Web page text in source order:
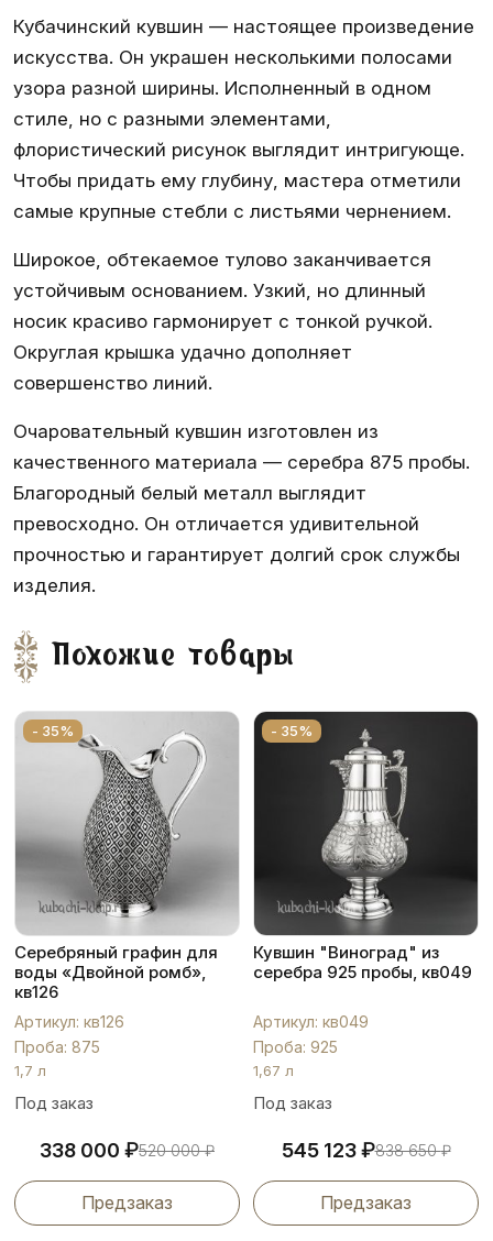
Кубачинский кувшин — настоящее произведение
искусства. Он украшен несколькими полосами
узора разной ширины. Исполненный в одном
стиле, но с разными элементами,
флористический рисунок выглядит интригующе.
Чтобы придать ему глубину, мастера отметили
самые крупные стебли с листьями чернением.
Широкое, обтекаемое тулово заканчивается
устойчивым основанием. Узкий, но длинный
носик красиво гармонирует с тонкой ручкой.
Округлая крышка удачно дополняет
совершенство линий.
Очаровательный кувшин изготовлен из
качественного материала — серебра 875 пробы.
Благородный белый металл выглядит
превосходно. Он отличается удивительной
прочностью и гарантирует долгий срок службы
изделия.
Похожие товары
- 35%
Серебряный графин для
воды «Двойной ромб»,
кв126
Артикул: кв126
Проба: 875
1,7 л
Под заказ
338 000 ₽520 000₽
Предзаказ
- 35%
Кувшин "Виноград" из
серебра 925 пробы, кв049
Артикул: кв049
Проба: 925
1,67 л
Под заказ
545 123₽838 650₽
Предзаказ